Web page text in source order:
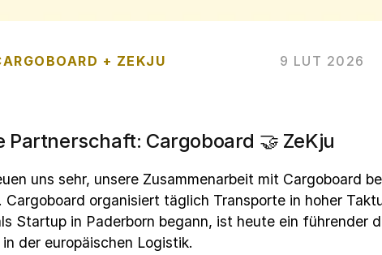
+ ZEKJU 9 LUT 2026
Partnerschaft: Cargoboard 🤝 ZeKju
uns sehr, unsere Zusammenarbeit mit Cargoboard
Cargoboard organisiert täglich Transporte in hoher
Startup in Paderborn begann, ist heute ein führender
der europäischen Logistik.